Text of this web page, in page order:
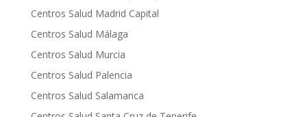
Centros Salud Madrid Capital
Centros Salud Málaga
Centros Salud Murcia
Centros Salud Palencia
Centros Salud Salamanca